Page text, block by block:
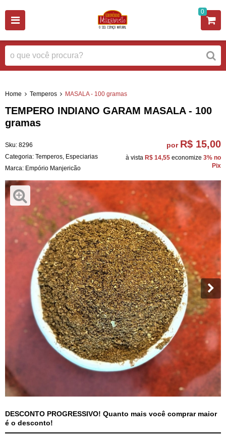
0
Home Temperos MASALA - 100 gramas
TEMPERO INDIANO GARAM MASALA - 100
gramas
Sku: 8296
Categoria: Temperos Especiarias
Marca: Empório Manjericão
por R$ 15,00
à vista R$ 14,55 economize 3% no
Pix
DESCONTO PROGRESSIVO! Quanto mais você comprar maior
é o desconto!